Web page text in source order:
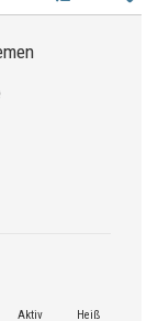
Aktiv Heiß